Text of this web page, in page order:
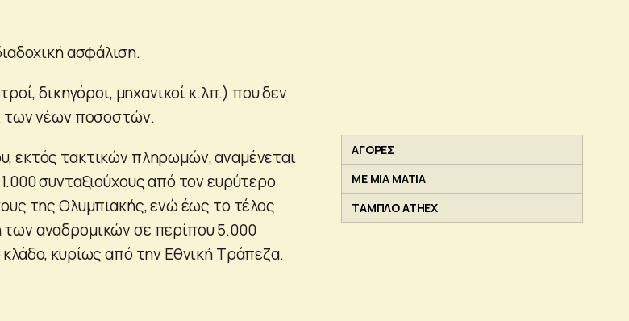
ασφάλιση.
δικηγόροι, μηχανικοί κ.λπ.) που δεν
των νέων ποσοστών.
εκτός τακτικών πληρωμών, αναμένεται
συνταξιούχους από τον ευρύτερο
της Ολυμπιακής, ενώ έως το τέλος
αναδρομικών σε περίπου 5.000
κυρίως από την Εθνική Τράπεζα.
ΑΓΟΡΕΣ
ΜΕ ΜΙΑ ΜΑΤΙΑ
ΤΑΜΠΛΟ ATHEX